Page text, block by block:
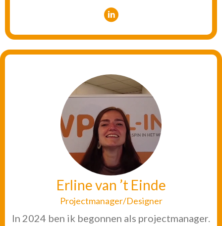
Erline van ’t Einde
Projectmanager/Designer
In 2024 ben ik begonnen als projectmanager.